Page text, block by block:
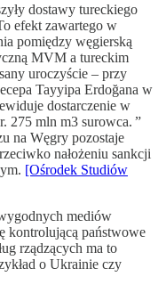
dostawy tureckiego
efekt zawartego w
pomiędzy węgierską
MVM a tureckim
uroczyście – przy
Tayyipa Erdoğana w
dostarczenie w
275 mln m3 surowca. ”
na Węgry pozostaje
nałożeniu sankcji
[Ośrodek Studiów
mediów
kontrolującą państwowe
rządzących ma to
o Ukrainie czy